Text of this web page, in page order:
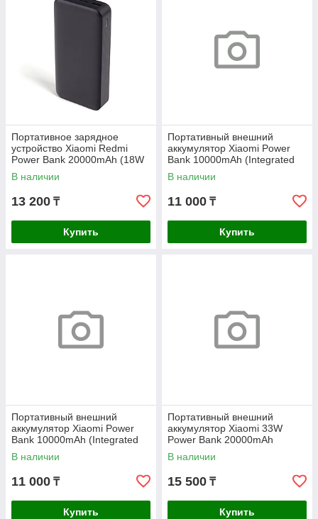
Портативное зарядное
устройство Xiaomi Redmi
Power Bank 20000mAh (18W
Fast Charge) Черный
В наличии
13 200 ₸
Купить
Портативный внешний
аккумулятор Xiaomi Power
Bank 10000mAh (Integrated
Cable) Tan GL
В наличии
11 000 ₸
Купить
Портативный внешний
аккумулятор Xiaomi Power
Bank 10000mAh (Integrated
Cable) Ice Blue GL
В наличии
11 000 ₸
Купить
Портативный внешний
аккумулятор Xiaomi 33W
Power Bank 20000mAh
(Integrated Cable) Tan GL
В наличии
15 500 ₸
Купить